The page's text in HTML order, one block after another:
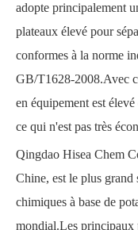
adopte principalement
plateaux élevé pour
conformes à la norme
GB/T1628-2008.Avec
en équipement est
ce qui n'est pas très
Qingdao Hisea Chem
Chine, est le plus
chimiques à base de
mondial.Les principaux